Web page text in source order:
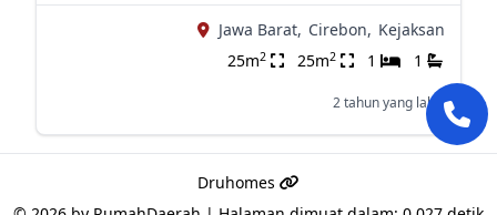
Jawa Barat, Cirebon, Kejaksan
25m2 25m2 1 1
2 tahun yang lalu
Druhomes